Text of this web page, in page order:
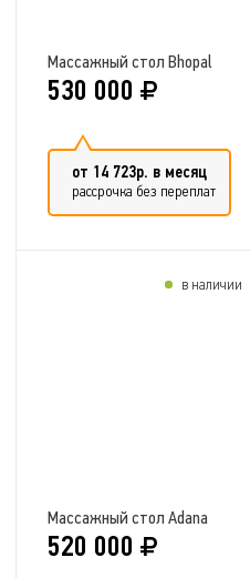
Массажный стол Bhopal
530 000
от 14 723р. в месяц
рассрочка без переплат
Массажный стол Adana
520 000
в наличии